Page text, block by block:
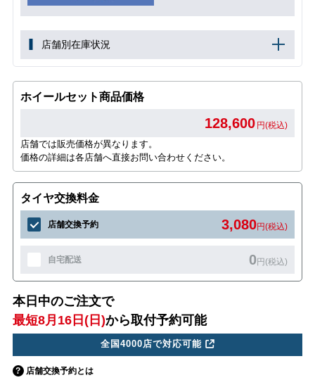
店舗別在庫状況
ホイールセット商品価格
128,600 円(税込)
店舗では販売価格が異なります。
価格の詳細は各店舗へ直接お問い合わせください。
タイヤ交換料金
店舗交換予約 3,080円(税込)
自宅配送 0円(税込)
本日中のご注文で
最短8月16日(日)から取付予約可能
全国4000店で対応可能
店舗交換予約とは